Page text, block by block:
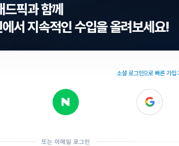
드픽과 함께
서 지속적인 수입을 올려보세요!
소셜 로그인으로 빠른 가입
또는 이메일 로그인